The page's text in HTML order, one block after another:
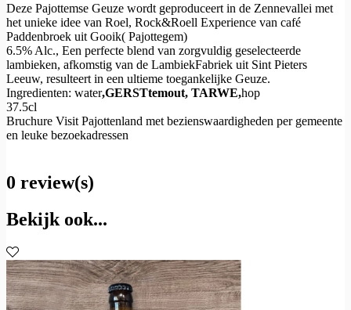
Deze Pajottemse Geuze wordt geproduceert in de Zennevallei met
het unieke idee van Roel, Rock&Roell Experience van café
Paddenbroek uit Gooik( Pajottegem)
6.5% Alc., Een perfecte blend van zorgvuldig geselecteerde
lambieken, afkomstig van de LambiekFabriek uit Sint Pieters
Leeuw, resulteert in een ultieme toegankelijke Geuze.
Ingredienten: water,GERSTtemout, TARWE,hop
37.5cl
Bruchure Visit Pajottenland met bezienswaardigheden per gemeente
en leuke bezoekadressen
0 review(s)
Bekijk ook...